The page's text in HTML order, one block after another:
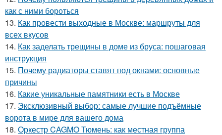
как с ними бороться
13. Как провести выходные в Москве: маршруты для
всех вкусов
14. Как заделать трещины в доме из бруса: пошаговая
инструкция
15. Почему радиаторы ставят под окнами: основные
причины
16. Какие уникальные памятники есть в Москве
17. Эксклюзивный выбор: самые лучшие подъёмные
ворота в мире для вашего дома
18. Оркестр CAGMO Тюмень: как местная группа